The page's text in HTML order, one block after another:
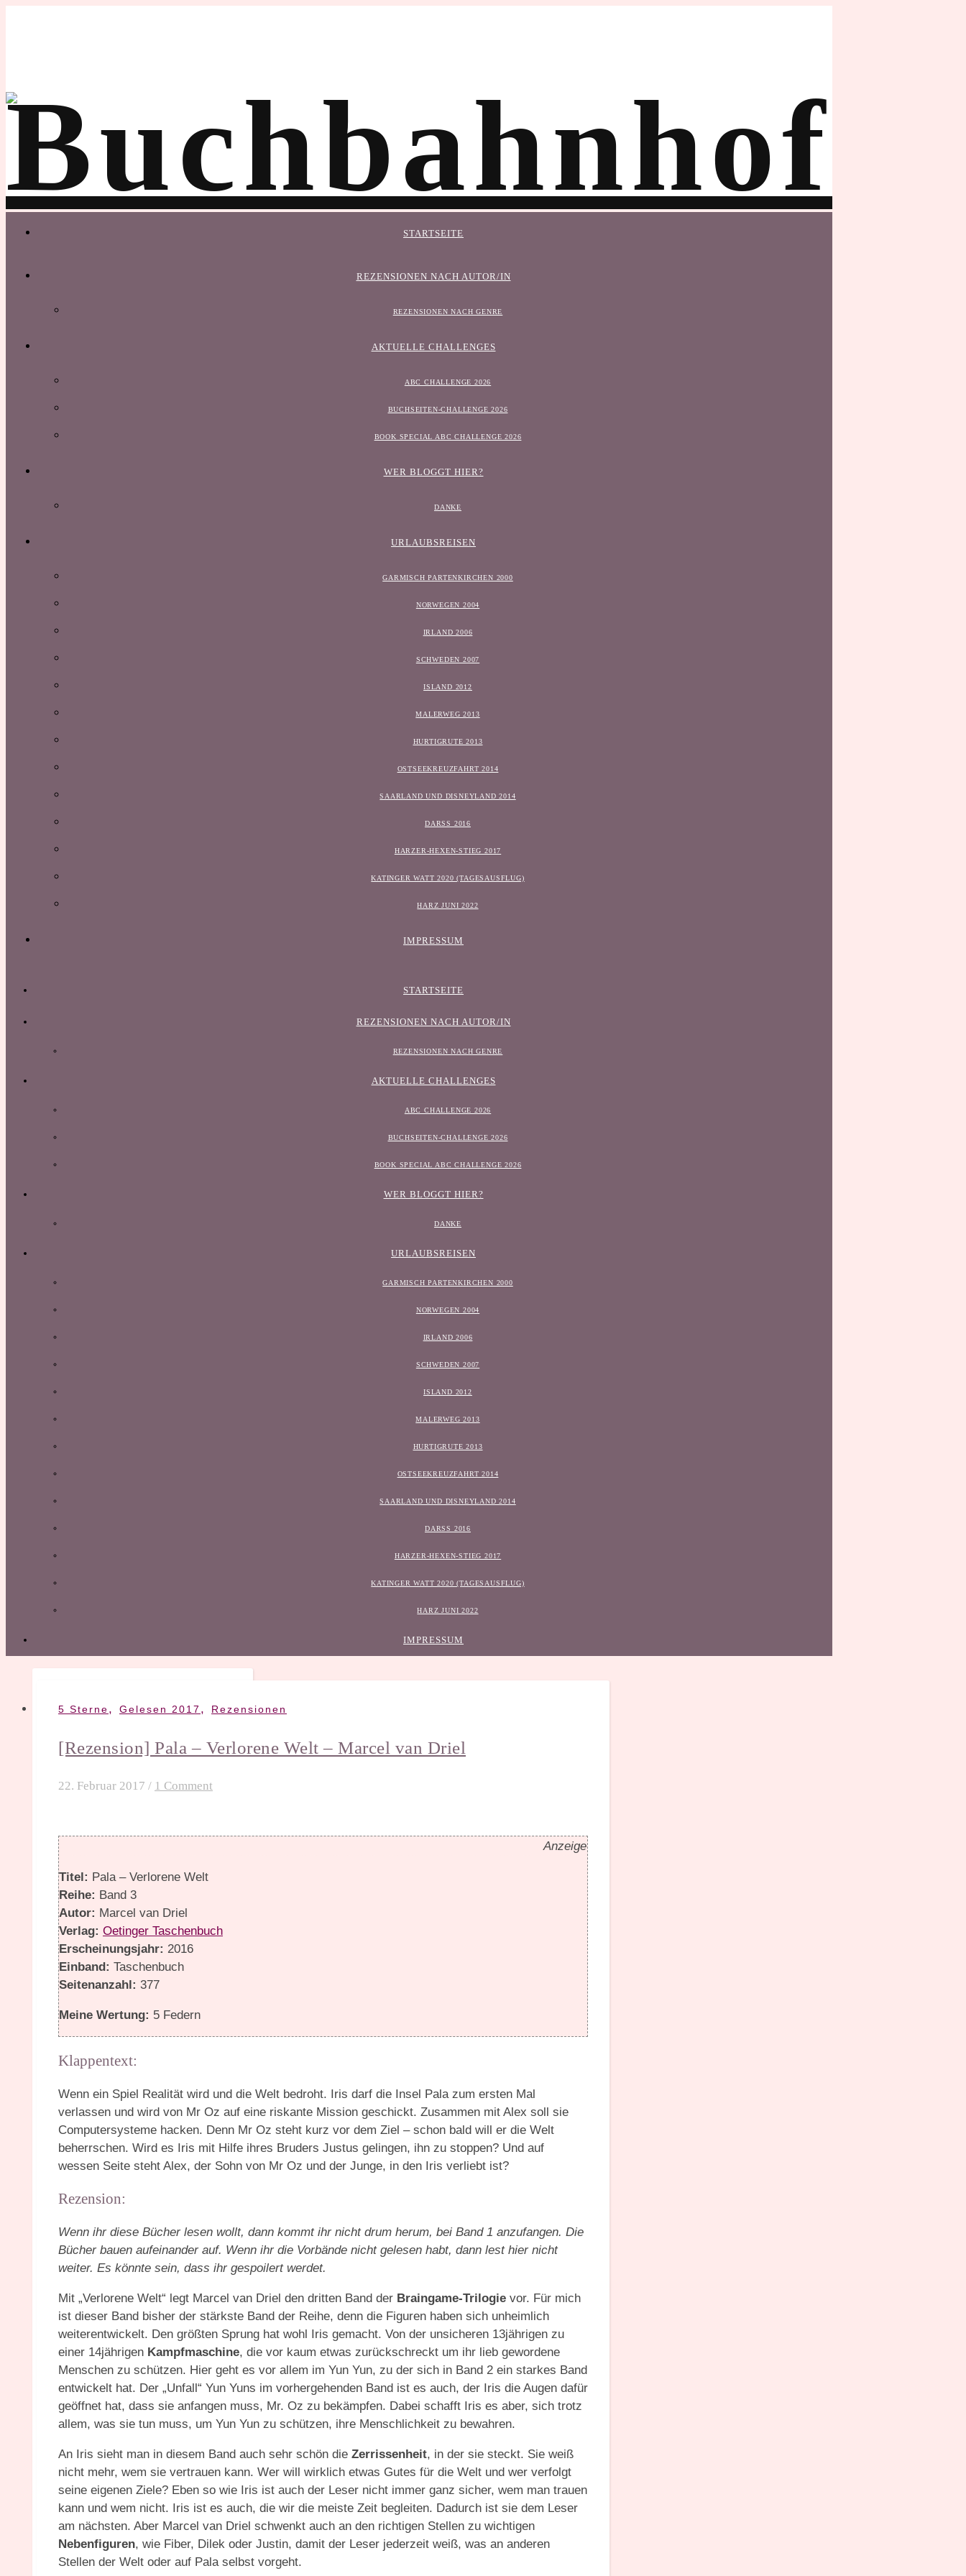
STARTSEITE
REZENSIONEN NACH AUTOR/IN
REZENSIONEN NACH GENRE
AKTUELLE CHALLENGES
ABC CHALLENGE 2026
BUCHSEITEN-CHALLENGE 2026
BOOK SPECIAL ABC CHALLENGE 2026
WER BLOGGT HIER?
DANKE
URLAUBSREISEN
GARMISCH PARTENKIRCHEN 2000
NORWEGEN 2004
IRLAND 2006
SCHWEDEN 2007
ISLAND 2012
MALERWEG 2013
HURTIGRUTE 2013
OSTSEEKREUZFAHRT 2014
SAARLAND UND DISNEYLAND 2014
DARSS 2016
HARZER-HEXEN-STIEG 2017
KATINGER WATT 2020 (TAGESAUSFLUG)
HARZ JUNI 2022
IMPRESSUM
STARTSEITE
REZENSIONEN NACH AUTOR/IN
REZENSIONEN NACH GENRE
AKTUELLE CHALLENGES
ABC CHALLENGE 2026
BUCHSEITEN-CHALLENGE 2026
BOOK SPECIAL ABC CHALLENGE 2026
WER BLOGGT HIER?
DANKE
URLAUBSREISEN
GARMISCH PARTENKIRCHEN 2000
NORWEGEN 2004
IRLAND 2006
SCHWEDEN 2007
ISLAND 2012
MALERWEG 2013
HURTIGRUTE 2013
OSTSEEKREUZFAHRT 2014
SAARLAND UND DISNEYLAND 2014
DARSS 2016
HARZER-HEXEN-STIEG 2017
KATINGER WATT 2020 (TAGESAUSFLUG)
HARZ JUNI 2022
IMPRESSUM
5 Sterne, Gelesen 2017 , Rezensionen
[Rezension] Pala – Verlorene Welt – Marcel van Driel
22. Februar 2017 / 1 Comment
Anzeige
Titel: Pala – Verlorene Welt
Reihe: Band 3
Autor: Marcel van Driel
Verlag: Oetinger Taschenbuch
Erscheinungsjahr: 2016
Einband: Taschenbuch
Seitenanzahl: 377
Meine Wertung: 5 Federn
Klappentext:
Wenn ein Spiel Realität wird und die Welt bedroht. Iris darf die Insel Pala zum ersten Mal
verlassen und wird von Mr Oz auf eine riskante Mission geschickt. Zusammen mit Alex soll sie
Computersysteme hacken. Denn Mr Oz steht kurz vor dem Ziel – schon bald will er die Welt
beherrschen. Wird es Iris mit Hilfe ihres Bruders Justus gelingen, ihn zu stoppen? Und auf
wessen Seite steht Alex, der Sohn von Mr Oz und der Junge, in den Iris verliebt ist?
Rezension:
Wenn ihr diese Bücher lesen wollt, dann kommt ihr nicht drum herum, bei Band 1 anzufangen. Die
Bücher bauen aufeinander auf. Wenn ihr die Vorbände nicht gelesen habt, dann lest hier nicht
weiter. Es könnte sein, dass ihr gespoilert werdet.
Mit „Verlorene Welt“ legt Marcel van Driel den dritten Band der Braingame-Trilogie vor. Für mich
ist dieser Band bisher der stärkste Band der Reihe, denn die Figuren haben sich unheimlich
weiterentwickelt. Den größten Sprung hat wohl Iris gemacht. Von der unsicheren 13jährigen zu
einer 14jährigen Kampfmaschine, die vor kaum etwas zurückschreckt um ihr lieb gewordene
Menschen zu schützen. Hier geht es vor allem im Yun Yun, zu der sich in Band 2 ein starkes Band
entwickelt hat. Der „Unfall“ Yun Yuns im vorhergehenden Band ist es auch, der Iris die Augen dafür
geöffnet hat, dass sie anfangen muss, Mr. Oz zu bekämpfen. Dabei schafft Iris es aber, sich trotz
allem, was sie tun muss, um Yun Yun zu schützen, ihre Menschlichkeit zu bewahren.
An Iris sieht man in diesem Band auch sehr schön die Zerrissenheit, in der sie steckt. Sie weiß
nicht mehr, wem sie vertrauen kann. Wer will wirklich etwas Gutes für die Welt und wer verfolgt
seine eigenen Ziele? Eben so wie Iris ist auch der Leser nicht immer ganz sicher, wem man trauen
kann und wem nicht. Iris ist es auch, die wir die meiste Zeit begleiten. Dadurch ist sie dem Leser
am nächsten. Aber Marcel van Driel schwenkt auch an den richtigen Stellen zu wichtigen
Nebenfiguren, wie Fiber, Dilek oder Justin, damit der Leser jederzeit weiß, was an anderen
Stellen der Welt oder auf Pala selbst vorgeht.